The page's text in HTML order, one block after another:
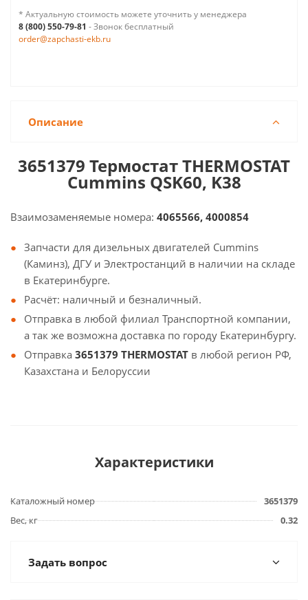
* Актуальную стоимость можете уточнить у менеджера
8 (800) 550-79-81 - Звонок бесплатный
order@zapchasti-ekb.ru
Описание
3651379 Термостат THERMOSTAT
Cummins QSK60, K38
Взаимозаменяемые номера: 4065566, 4000854
Запчасти для дизельных двигателей Cummins
(Каминз), ДГУ и Электростанций в наличии на складе
в Екатеринбурге.
Расчёт: наличный и безналичный.
Отправка в любой филиал Транспортной компании,
а так же возможна доставка по городу Екатеринбургу.
Отправка 3651379 THERMOSTAT в любой регион РФ,
Казахстана и Белоруссии
Характеристики
Каталожный номер
3651379
Вес, кг
0.32
Задать вопрос